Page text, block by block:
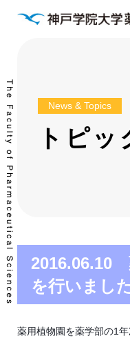
News & Topics
トピッ
2016.06.10
を行いまし
薬用植物園を薬学部の1年